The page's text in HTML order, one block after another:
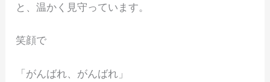
と、温かく見守っています。
笑顔で
「がんばれ、がんばれ」